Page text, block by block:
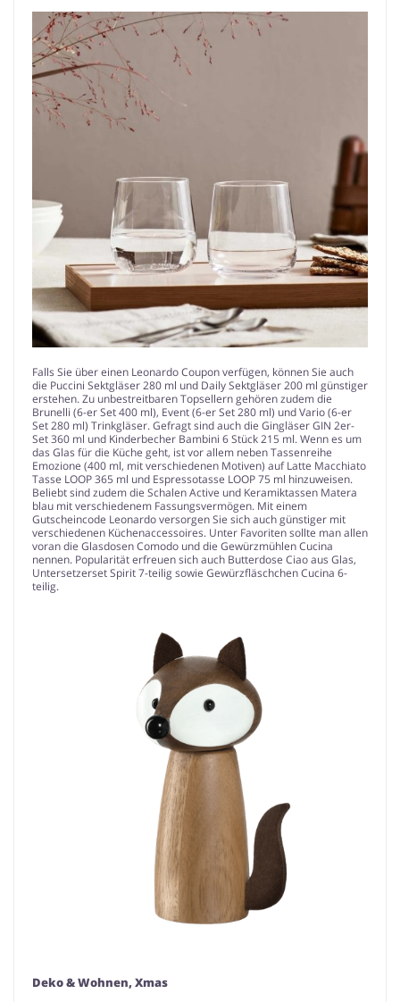
Falls Sie über einen Leonardo Coupon verfügen, können Sie auch
die Puccini Sektgläser 280 ml und Daily Sektgläser 200 ml günstiger
erstehen. Zu unbestreitbaren Topsellern gehören zudem die
Brunelli (6-er Set 400 ml), Event (6-er Set 280 ml) und Vario (6-er
Set 280 ml) Trinkgläser. Gefragt sind auch die Gingläser GIN 2er-
Set 360 ml und Kinderbecher Bambini 6 Stück 215 ml. Wenn es um
das Glas für die Küche geht, ist vor allem neben Tassenreihe
Emozione (400 ml, mit verschiedenen Motiven) auf Latte Macchiato
Tasse LOOP 365 ml und Espressotasse LOOP 75 ml hinzuweisen.
Beliebt sind zudem die Schalen Active und Keramiktassen Matera
blau mit verschiedenem Fassungsvermögen. Mit einem
Gutscheincode Leonardo versorgen Sie sich auch günstiger mit
verschiedenen Küchenaccessoires. Unter Favoriten sollte man allen
voran die Glasdosen Comodo und die Gewürzmühlen Cucina
nennen. Popularität erfreuen sich auch Butterdose Ciao aus Glas,
Untersetzerset Spirit 7-teilig sowie Gewürzfläschchen Cucina 6-
teilig.
Deko & Wohnen, Xmas